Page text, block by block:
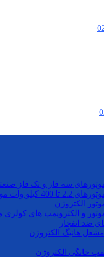
سه فاز و تک فاز
وات موتوژن
الکتروژن
و الکتروپمپ های کولری
ضد انفجار
هانیگ الکتروژن
خانگی الکتروژن